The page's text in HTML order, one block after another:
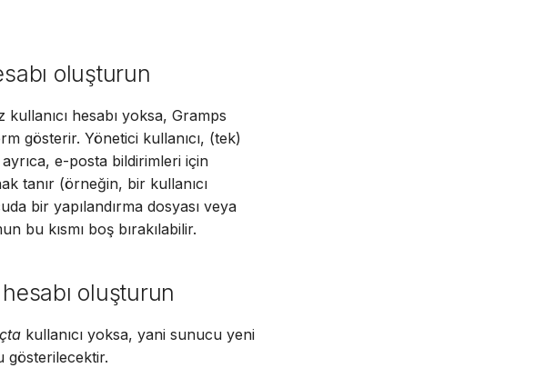
語
oluşturun
hesabı yoksa, Gramps
gösterir. Yönetici kullanıcı, (tek)
e-posta bildirimleri için
tanır (örneğin, bir kullanıcı
bir yapılandırma dosyası veya
bu kısmı boş bırakılabilir.
oluşturun
kullanıcı yoksa, yani sunucu yeni
gösterilecektir.